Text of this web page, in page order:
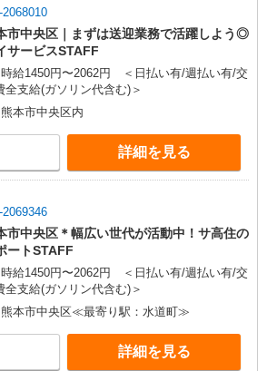
市中央区｜まずは送迎業務で活躍しよう◎
サービスSTAFF
時給1450円〜2062円 ＜日払い有/週払い有/交
全支給(ガソリン代含む)＞
熊本市中央区内
詳細を見る
市中央区＊幅広い世代が活動中！サ高住の
ートSTAFF
時給1450円〜2062円 ＜日払い有/週払い有/交
全支給(ガソリン代含む)＞
熊本市中央区≪最寄り駅：水道町≫
詳細を見る